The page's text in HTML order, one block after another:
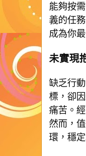
能夠按
義的任
成為你
未實現
缺乏行
標，卻
痛苦。
然而，
環，穩